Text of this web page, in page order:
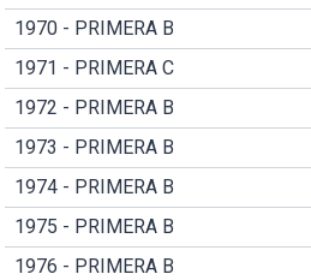
1970 - PRIMERA B
1971 - PRIMERA C
1972 - PRIMERA B
1973 - PRIMERA B
1974 - PRIMERA B
1975 - PRIMERA B
1976 - PRIMERA B